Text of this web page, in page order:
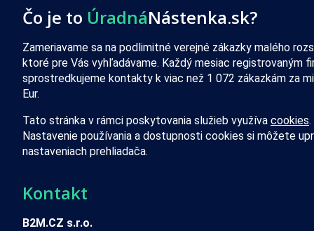
Čo je to ÚradnáNástenka.sk?
Zameriavame sa na podlimitné verejné zákazky malého
ktoré pre Vás vyhľadávame. Každý mesiac registrovaným
sprostredkujeme kontakty k viac než 1 072 zákazkám za
Eur.
Tato stránka v rámci poskytovania služieb využíva cookies.
Nastavenie používania a dostupnosti cookies si môžete
nastaveniach prehliadača.
Kontakt
B2M.CZ s.r.o.